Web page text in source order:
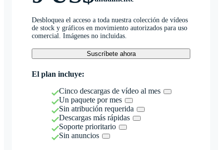
Desbloquea el acceso a toda nuestra colección de vídeos
de stock y gráficos en movimiento autorizados para uso
comercial. Imágenes no incluidas.
Suscríbete ahora
El plan incluye:
Cinco descargas de vídeo al mes
Un paquete por mes
Sin atribución requerida
Descargas más rápidas
Soporte prioritario
Sin anuncios